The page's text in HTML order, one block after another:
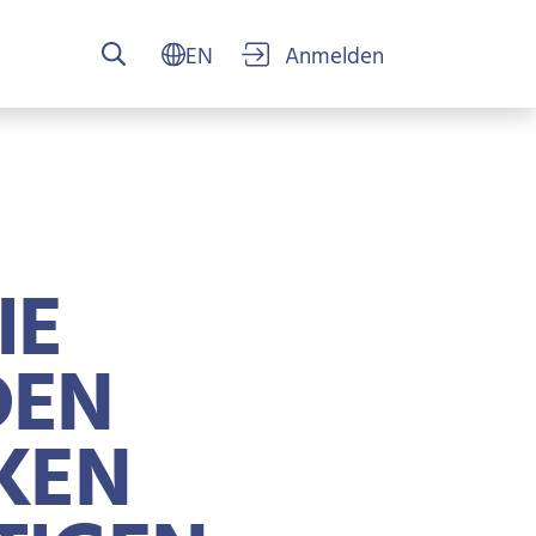
USER
D